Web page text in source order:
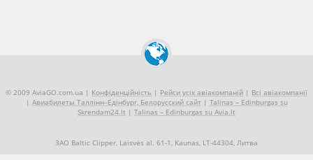
© 2009 AviaGO.com.ua | Конфіденційність | Рейси усіх авіакомпаній | Всі авіакомпанії
| Авиабилеты Таллінн–Едінбург, Белорусский сайт| Talinas – Edinburgas su
Skrendam24.lt | Talinas – Edinburgas su Avia.lt
ЗАО Baltic Clipper, Laisvės al. 61-1, Kaunas, LT-44304, Литва